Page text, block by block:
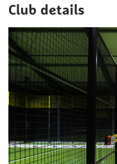
Club details